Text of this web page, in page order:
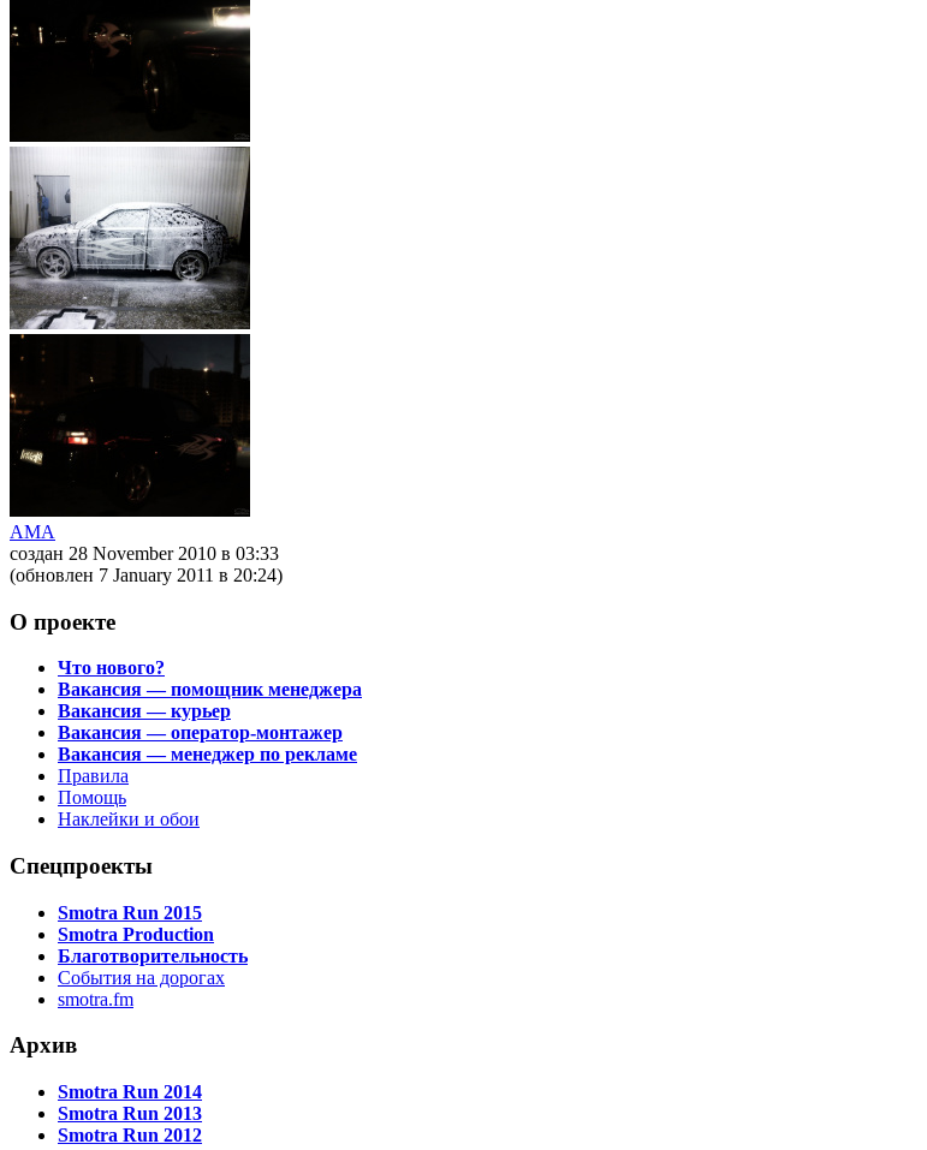
AMA
создан 28 November 2010 в 03:33
(обновлен 7 January 2011 в 20:24)
О проекте
Что нового?
Вакансия — помощник менеджера
Вакансия — курьер
Вакансия — оператор-монтажер
Вакансия — менеджер по рекламе
Правила
Помощь
Наклейки и обои
Спецпроекты
Smotra Run 2015
Smotra Production
Благотворительность
События на дорогах
smotra.fm
Архив
Smotra Run 2014
Smotra Run 2013
Smotra Run 2012